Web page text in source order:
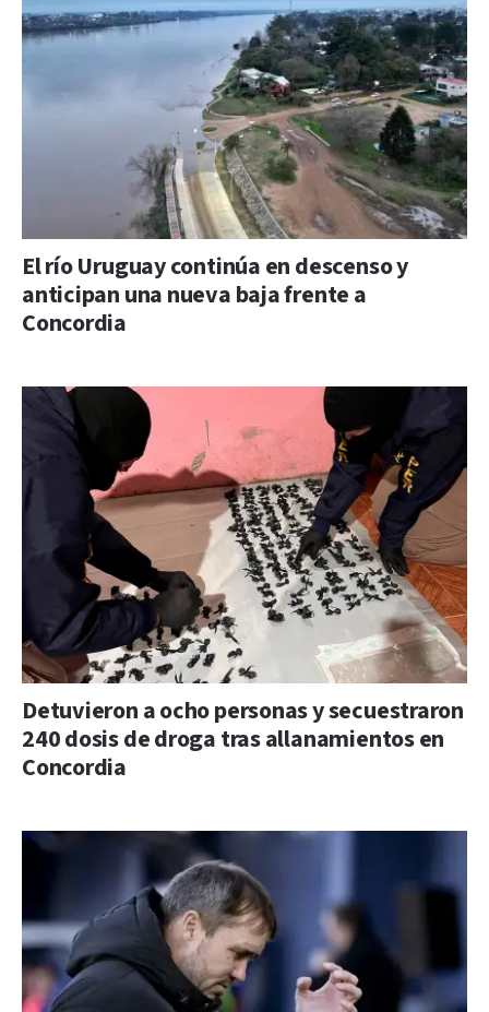
El río Uruguay continúa en descenso y
anticipan una nueva baja frente a
Concordia
Detuvieron a ocho personas y secuestraron
240 dosis de droga tras allanamientos en
Concordia